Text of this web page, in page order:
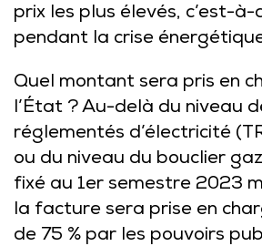
prix les plus élevés, c’est-à-
pendant la crise
Quel montant sera pris en
l’État ? Au-delà du niveau
réglementés d’électricité
ou du niveau du bouclier
fixé au 1er semestre 2023
la facture sera prise en
de 75 % par les pouvoirs